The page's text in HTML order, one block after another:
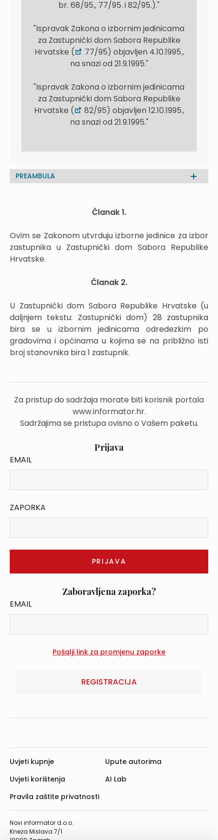
br. 68/95., 77/95. i 82/95.)."
"Ispravak Zakona o izbornim jedinicama
za Zastupnički dom Sabora Republike
Hrvatske (
77/95) objavljen 4.10.1995.,
na snazi od 21.9.1995."
"Ispravak Zakona o izbornim jedinicama
za Zastupnički dom Sabora Republike
Hrvatske (
82/95) objavljen 12.10.1995.,
na snazi od 21.9.1995."
PREAMBULA
Članak 1.
Ovim se Zakonom utvrduju izborne jedinice za izbor
zastupnika u Zastupnički dom Sabora Republike
Hrvatske.
Članak 2.
U Zastupnički dom Sabora Republike Hrvatske (u
daljnjem tekstu: Zastupnički dom) 28 zastupnika
bira se u izbornim jedinicama odredezkim po
gradovima i općinama u kojima se na približno isti
broj stanovnika bira 1 zastupnik.
Za pristup do sadržaja morate biti korisnik portala
www.informator.hr.
Sadržajima se pristupa ovisno o Vašem paketu.
Prijava
EMAIL
ZAPORKA
Zaboravljena zaporka?
EMAIL
REGISTRACIJA
Novi informator d.o.o.
Kneza Mislava 7/1
Uvjeti kupnje
Uvjeti korištenja
Pravila zaštite privatnosti
Upute autorima
AI Lab